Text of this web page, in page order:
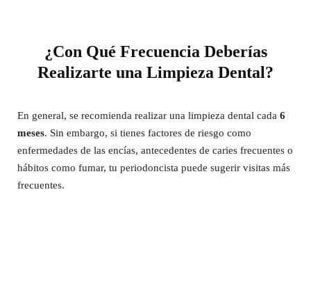
¿Con Qué Frecuencia Deberías
Realizarte una Limpieza Dental?
En general, se recomienda realizar una limpieza dental cada 6
meses. Sin embargo, si tienes factores de riesgo como
enfermedades de las encías, antecedentes de caries frecuentes o
hábitos como fumar, tu periodoncista puede sugerir visitas más
frecuentes.